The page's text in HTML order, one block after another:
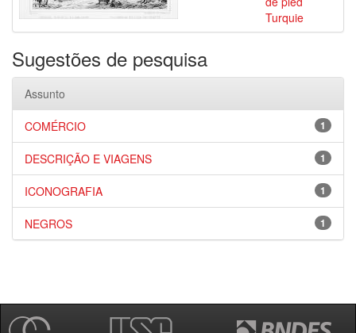
Turquie
Sugestões de pesquisa
Assunto
1
COMÉRCIO
1
DESCRIÇÃO E VIAGENS
1
ICONOGRAFIA
1
NEGROS